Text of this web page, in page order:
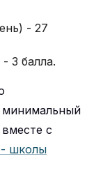
- 27
3 балла.
минимальный
с
школы